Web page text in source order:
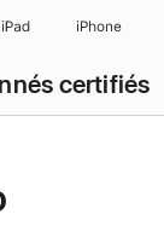
iPad iPhone
certifiés